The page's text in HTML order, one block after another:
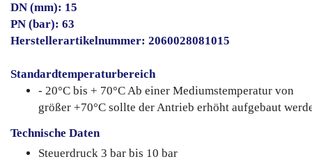
DN (mm): 15
PN (bar): 63
Herstellerartikelnummer: 2060028081015
Standardtemperaturbereich
- 20°C bis + 70°C Ab einer Mediumstemperatur von
größer +70°C sollte der Antrieb erhöht aufgebaut
Technische Daten
Steuerdruck 3 bar bis 10 bar